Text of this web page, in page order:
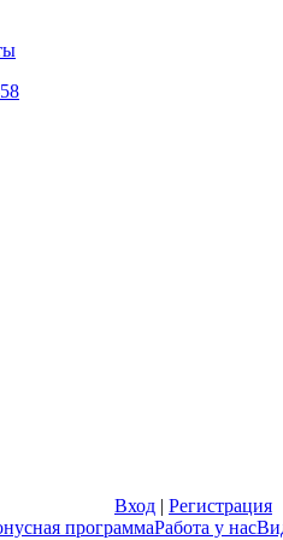
Вход | Регистрация
программаРабота у нас